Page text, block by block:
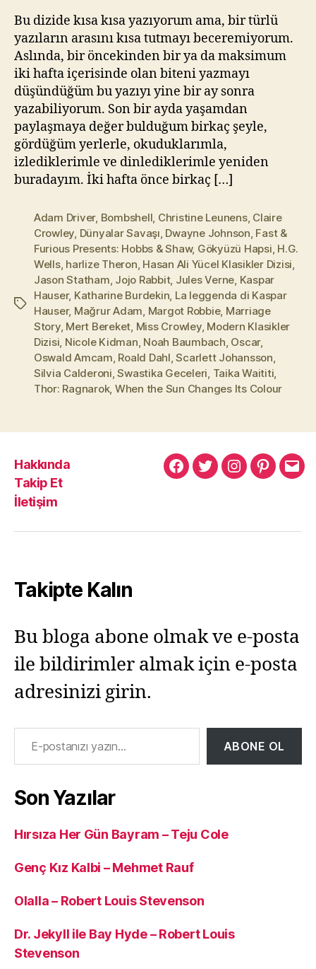
a
z
Bu dizide kısa kısa yazıyorum ama, bir türlü
yazıların arasını kısa tutmayı beceremiyorum.
Aslında, bir öncekinden bir ya da maksimum
iki hafta içerisinde olan biteni yazmayı
düşündüğüm bu yazıyı yine bir ay sonra
yazabiliyorum. Son bir ayda yaşamdan
paylaşmaya değer bulduğum birkaç şeyle,
gördüğüm yerlerle, okuduklarımla,
izlediklerimle ve dinlediklerimle yeniden
buradayım. İki hafta önce birkaç […]
Etiketler
Adam Driver, Bombshell, Christine Leunens, Claire
Crowley, Dünyalar Savaşı, Dwayne Johnson, Fast &
Furious Presents: Hobbs & Shaw, Gökyüzü Hapsi, H.G.
Wells, harlize Theron, Hasan Ali Yücel Klasikler Dizisi,
Jason Statham, Jojo Rabbit, Jules Verne, Kaspar
Hauser, Katharine Burdekin, La leggenda di Kaspar
Hauser, Mağrur Adam, Margot Robbie, Marriage
Story, Mert Bereket, Miss Crowley, Modern Klasikler
Dizisi, Nicole Kidman, Noah Baumbach, Oscar,
Oswald Amcam, Roald Dahl,Scarlett Johansson,
Silvia Calderoni,Swastika Geceleri, Taika Waititi,
Thor: Ragnarok, When the Sun Changes Its Colour
Hakkında
Takip Et
İletişim
MuratMuratMuratPinterest
Takipte Kalın
Bu bloga abone olmak ve e-posta
ile bildirimler almak için e-posta
adresinizi girin.
E-postanızı yazın…
ABONE OL
Son Yazılar
Hırsıza Her Gün Bayram – Teju Cole
Genç Kız Kalbi – Mehmet Rauf
Olalla – Robert Louis Stevenson
Dr. Jekyll ile Bay Hyde – Robert Louis
Stevenson